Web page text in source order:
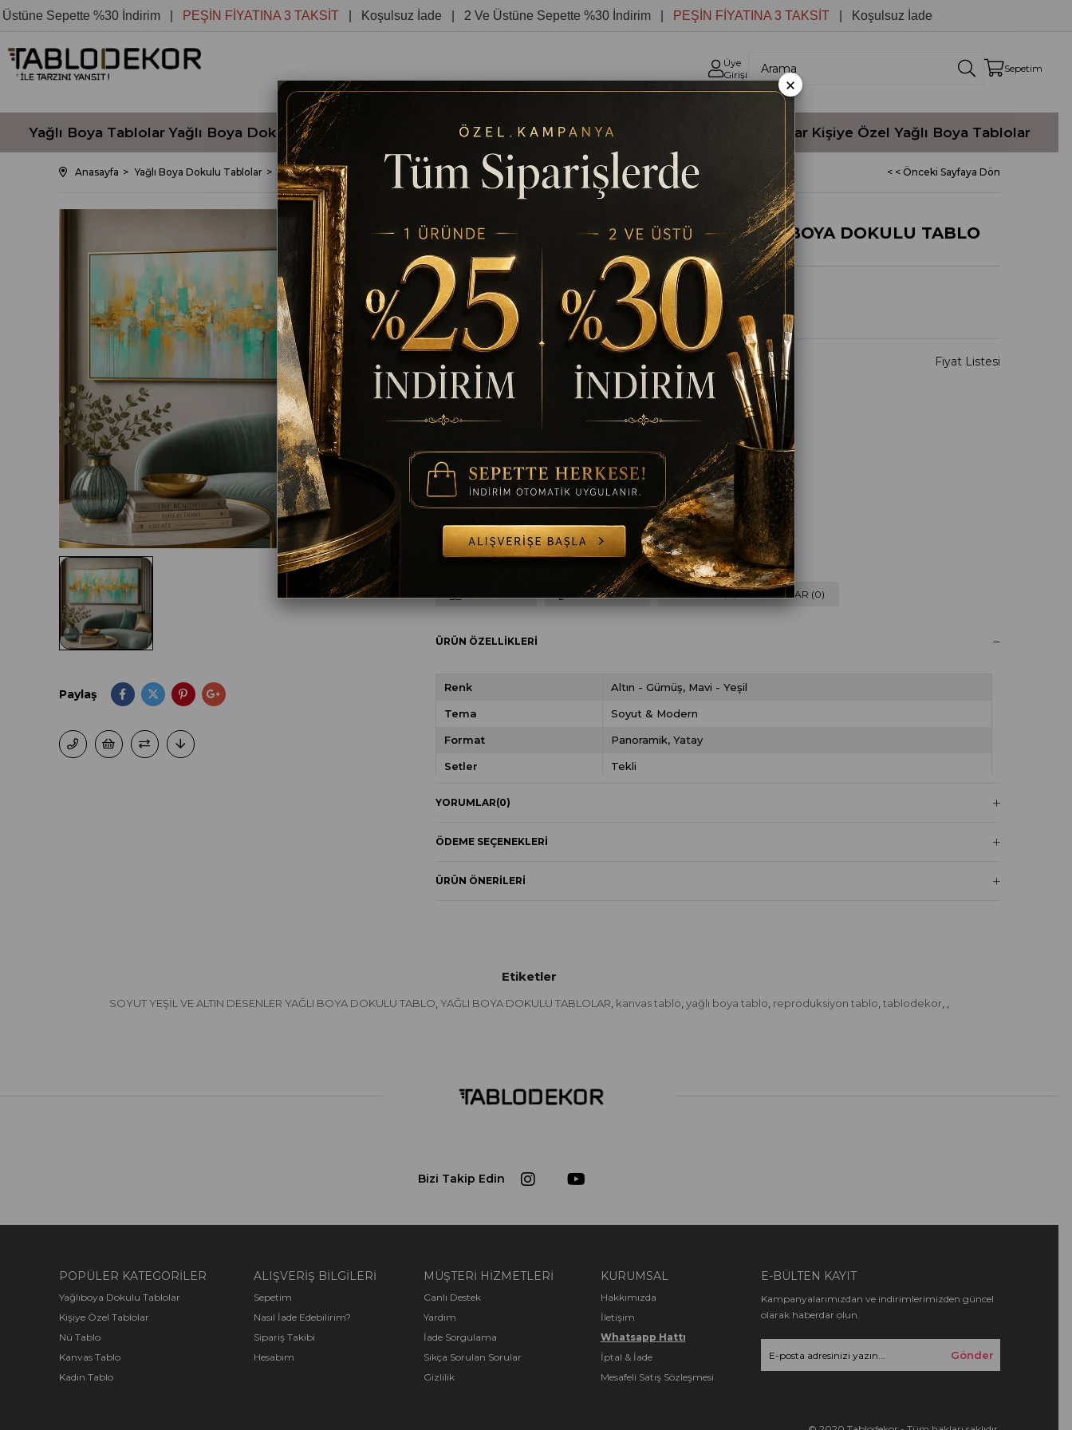
Sepette %30 İndirim |PEŞİN FİYATINA 3 TAKSİT| Koşulsuz İade | 2 Ve Üstüne Sepette %30 İndirim |PEŞİN FİYATINA 3 TAKSİT| Koşulsuz İade
Üye
Girişi
Sepetim
Yağlı Boya Tablolar Yağlı Boya Dokulu Tablolar Kanvas Tablolar Yuvarlak Tablolar Reprodüksiyon Yağlı Boyalar Kişiye Özel Yağlı Boya Tablolar
Anasayfa Yağlı Boya Dokulu Tablolar SOYUT YEŞİL VE ALTIN DESENLER YAĞLI BOYA DOKULU TABLO < < Önceki Sayfaya Dön
Paylaş
SOYUT YEŞİL VE ALTIN DESENLER YAĞLI BOYA DOKULU TABLO
(TD8594)
%25
İndirim
₺3.801,60 ₺2.851,20
30 x 90 40 x 120 50 x 140 60 x 180
Çerçeve
Çerçevesiz Gümüş Beyaz
YORUM YAZ SORULAR (0) VE CEVAPLAR (0)
ÜRÜN ÖZELLIKLERI
Renk Altın - Gümüş Mavi - Yeşil
Tema Soyut & Modern
Format Panoramik Yatay
Setler Tekli
YORUMLAR(0)
ÖDEME SEÇENEKLERI
ÜRÜN ÖNERILERI
Etiketler
SOYUT YEŞİL VE ALTIN DESENLER YAĞLI BOYA DOKULU TABLO, YAĞLI BOYA DOKULU TABLOLAR, kanvas tablo, yağlı boya tablo, reproduksiyon tablo, tablodekor, ,
Bizi Takip Edin
POPÜLER KATEGORİLER
Yağlıboya Dokulu Tablolar
Kişiye Özel Tablolar
Nü Tablo
Kanvas Tablo
Kadın Tablo
ALIŞVERİŞ BİLGİLERİ
Sepetim
Nasıl İade Edebilirim?
Sipariş Takibi
Hesabım
MÜŞTERİ HİZMETLERİ
Canlı Destek
Yardım
İade Sorgulama
Sıkça Sorulan Sorular
Gizlilik
KURUMSAL
Hakkımızda
İletişim
Whatsapp Hattı
İptal & İade
Mesafeli Satış Sözleşmesi
E-BÜLTEN KAYIT
Kampanyalarımızdan ve indirimlerimizden güncel
olarak haberdar olun.
Gönder
×